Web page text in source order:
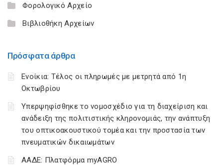
Φορολογικό Αρχείο
Βιβλιοθήκη Αρχείων
Πρόσφατα άρθρα
Ενοίκια: Τέλος οι πληρωμές με μετρητά από 1η
Οκτωβρίου
Υπερψηφίσθηκε το νομοσχέδιο για τη διαχείριση και
ανάδειξη της πολιτιστικής κληρονομιάς, την ανάπτυξη
του οπτικοακουστικού τομέα και την προστασία των
πνευματικών δικαιωμάτων
ΑΑΔΕ: Πλατφόρμα myAGRO